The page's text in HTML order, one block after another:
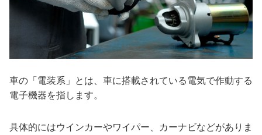
車の「電装系」とは、車に搭載されている電気で作動する
電子機器を指します。
具体的にはウインカーやワイパー、カーナビなどがありま